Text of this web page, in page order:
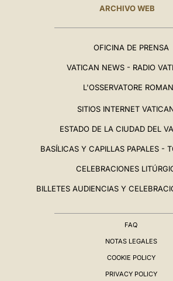
ARCHIVO WEB
OFICINA DE PRENSA
VATICAN NEWS - RADIO
L'OSSERVATORE
SITIOS INTERNET
ESTADO DE LA CIUDAD DEL
BASÍLICAS Y CAPILLAS PAPALES -
CELEBRACIONES
BILLETES AUDIENCIAS Y
FAQ
NOTAS LEGALES
COOKIE POLICY
PRIVACY POLICY